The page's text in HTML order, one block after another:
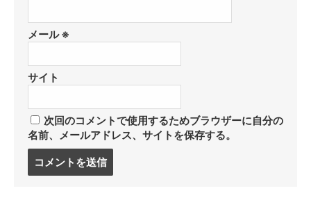
メール※
サイト
次回のコメントで使用するためブラウザーに自分の
名前、メールアドレス、サイトを保存する。